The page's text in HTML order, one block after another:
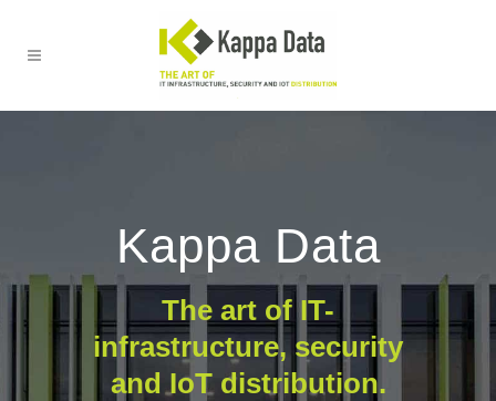
Kappa Data
The art of IT-
infrastructure, security
and IoT distribution.